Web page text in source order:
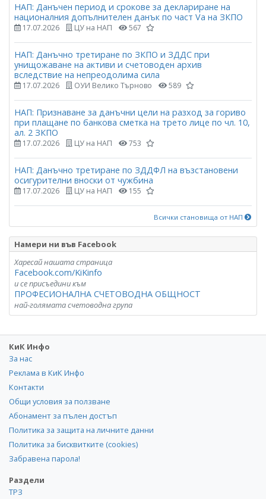
НАП: Данъчен период и срокове за деклариране на
националния допълнителен данък по част Vа на ЗКПО
17.07.2026 ЦУ на НАП 567
НАП: Данъчно третиране по ЗКПО и ЗДДС при
унищожаване на активи и счетоводен архив
вследствие на непреодолима сила
17.07.2026 ОУИ Велико Търново 589
НАП: Признаване за данъчни цели на разход за гориво
при плащане по банкова сметка на трето лице по чл. 10,
ал. 2 ЗКПО
17.07.2026 ЦУ на НАП 753
НАП: Данъчно третиране по ЗДДФЛ на възстановени
осигурителни вноски от чужбина
17.07.2026 ЦУ на НАП 155
Всички становища от НАП
Намери ни във Facebook
Харесай нашата страница
Facebook.com/KiKinfo
и се присъедини към
ПРОФЕСИОНАЛНА СЧЕТОВОДНА ОБЩНОСТ
най-голямата счетоводна група
КиК Инфо
За нас
Реклама в КиК Инфо
Контакти
Общи условия за ползване
Абонамент за пълен достъп
Политика за защита на личните данни
Политика за бисквитките (cookies)
Забравена парола!
Раздели
ТРЗ